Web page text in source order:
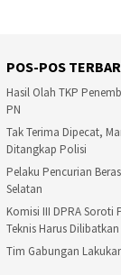
POS-POS
Hasil Olah TKP
PN
Tak Terima Dipecat,
Ditangkap Polisi
Pelaku Pencurian
Selatan
Komisi III DPRA Soroti
Teknis Harus Dilibatkan
Tim Gabungan